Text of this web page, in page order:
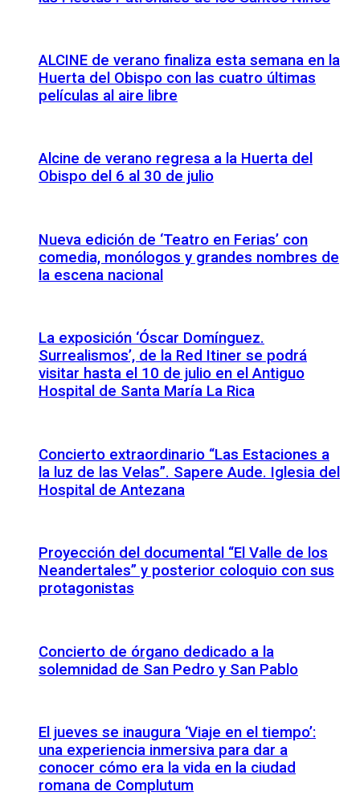
ALCINE de verano finaliza esta semana en la
Huerta del Obispo con las cuatro últimas
películas al aire libre
Alcine de verano regresa a la Huerta del
Obispo del 6 al 30 de julio
Nueva edición de ‘Teatro en Ferias’ con
comedia, monólogos y grandes nombres de
la escena nacional
La exposición ‘Óscar Domínguez.
Surrealismos’, de la Red Itiner se podrá
visitar hasta el 10 de julio en el Antiguo
Hospital de Santa María La Rica
Concierto extraordinario “Las Estaciones a
la luz de las Velas”. Sapere Aude. Iglesia del
Hospital de Antezana
Proyección del documental “El Valle de los
Neandertales” y posterior coloquio con sus
protagonistas
Concierto de órgano dedicado a la
solemnidad de San Pedro y San Pablo
El jueves se inaugura ‘Viaje en el tiempo’:
una experiencia inmersiva para dar a
conocer cómo era la vida en la ciudad
romana de Complutum